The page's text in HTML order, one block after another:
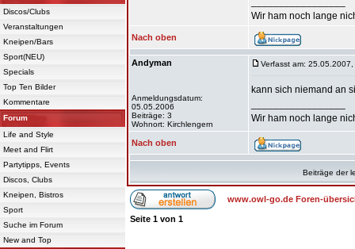
Discos/Clubs
Veranstaltungen
Kneipen/Bars
Sport(NEU)
Specials
Top Ten Bilder
Kommentare
Forum
Life and Style
Meet and Flirt
Partytipps, Events
Discos, Clubs
Kneipen, Bistros
Sport
Suche im Forum
New and Top
Wir ham noch lange
Nach oben
Andyman
Anmeldungsdatum:
05.05.2006
Beiträge: 3
Wohnort: Kirchlengern
Verfasst am:
kann sich niemand an
Wir ham noch lange
Nach oben
Beiträge der
www.owl-go.de Foren-
Seite 1 von 1